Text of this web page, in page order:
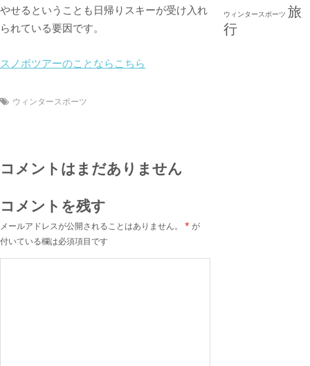
やせるということも日帰りスキーが受け入れ
られている要因です。
スノボツアーのことならこちら
ウィンタースポーツ
コメントはまだありません
コメントを残す
メールアドレスが公開されることはありません。 * が
付いている欄は必須項目です
ウィンタースポーツ 旅
行